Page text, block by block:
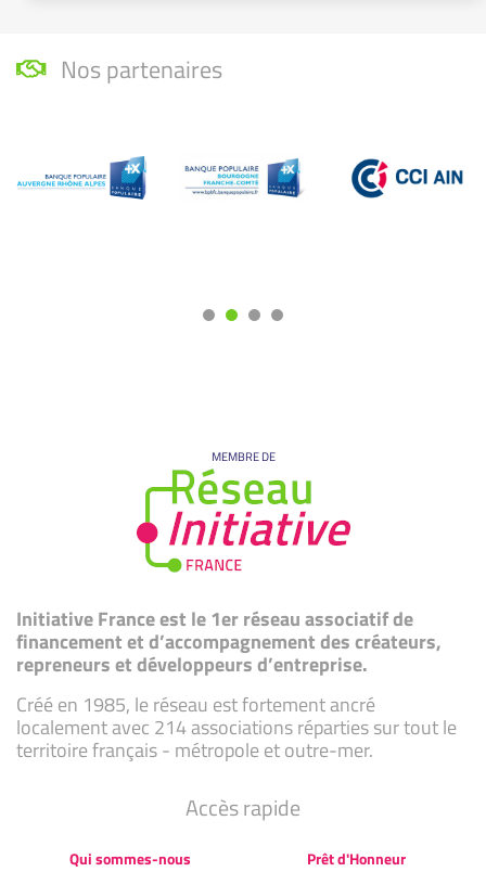
Nos partenaires
MEMBRE DE
Initiative France est le 1er réseau associatif de
financement et d’accompagnement des créateurs,
repreneurs et développeurs d’entreprise.
Créé en 1985, le réseau est fortement ancré
localement avec 214 associations réparties sur tout le
territoire français - métropole et outre-mer.
Accès rapide
Qui sommes-nous
Prêt d'Honneur